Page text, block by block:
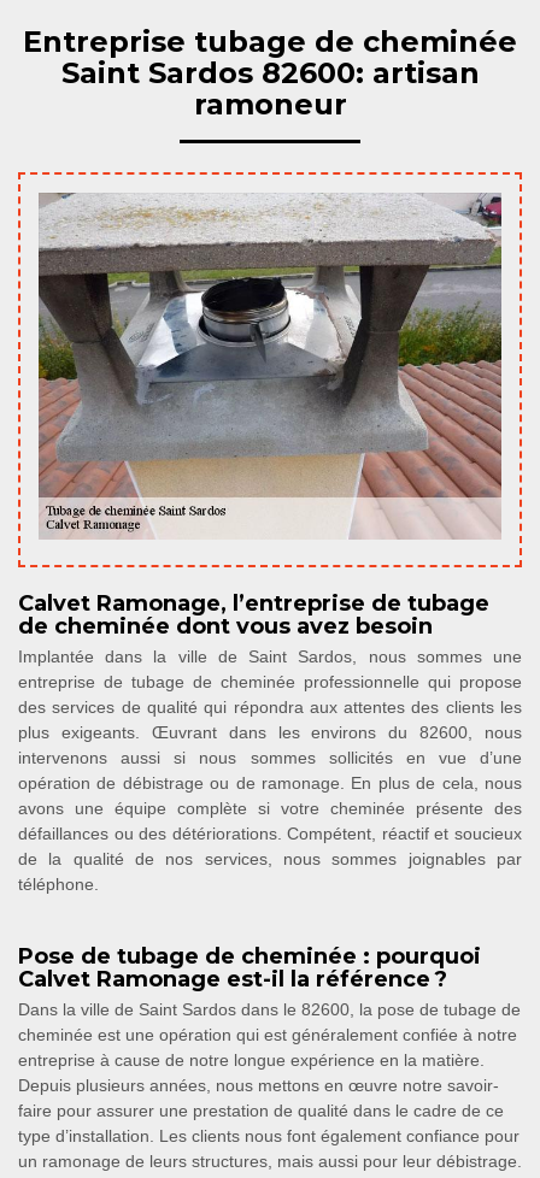
Entreprise tubage de cheminée
Saint Sardos 82600: artisan
ramoneur
Calvet Ramonage, l’entreprise de tubage
de cheminée dont vous avez besoin
Implantée dans la ville de Saint Sardos, nous sommes une
entreprise de tubage de cheminée professionnelle qui propose
des services de qualité qui répondra aux attentes des clients les
plus exigeants. Œuvrant dans les environs du 82600, nous
intervenons aussi si nous sommes sollicités en vue d’une
opération de débistrage ou de ramonage. En plus de cela, nous
avons une équipe complète si votre cheminée présente des
défaillances ou des détériorations. Compétent, réactif et soucieux
de la qualité de nos services, nous sommes joignables par
téléphone.
Pose de tubage de cheminée : pourquoi
Calvet Ramonage est-il la référence ?
Dans la ville de Saint Sardos dans le 82600, la pose de tubage de
cheminée est une opération qui est généralement confiée à notre
entreprise à cause de notre longue expérience en la matière.
Depuis plusieurs années, nous mettons en œuvre notre savoir-
faire pour assurer une prestation de qualité dans le cadre de ce
type d’installation. Les clients nous font également confiance pour
un ramonage de leurs structures, mais aussi pour leur débistrage.